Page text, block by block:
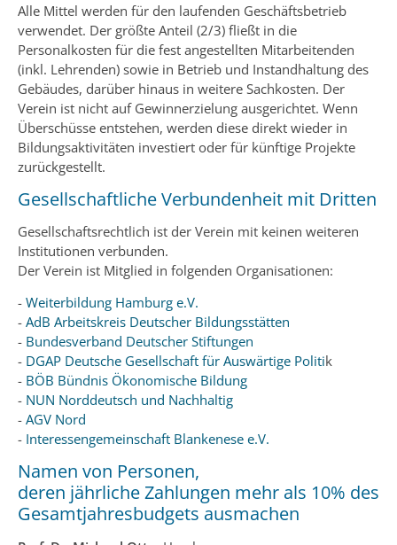
Alle Mittel werden für den laufenden Geschäftsbetrieb
verwendet. Der größte Anteil (2/3) fließt in die
Personalkosten für die fest angestellten Mitarbeitenden
(inkl. Lehrenden) sowie in Betrieb und Instandhaltung des
Gebäudes, darüber hinaus in weitere Sachkosten. Der
Verein ist nicht auf Gewinnerzielung ausgerichtet. Wenn
Überschüsse entstehen, werden diese direkt wieder in
Bildungsaktivitäten investiert oder für künftige Projekte
zurückgestellt.
Gesellschaftliche Verbundenheit mit Dritten
Gesellschaftsrechtlich ist der Verein mit keinen weiteren
Institutionen verbunden.
Der Verein ist Mitglied in folgenden Organisationen:
- Weiterbildung Hamburg e.V.
- AdB Arbeitskreis Deutscher Bildungsstätten
- Bundesverband Deutscher Stiftungen
- DGAP Deutsche Gesellschaft für Auswärtige Politik
- BÖB Bündnis Ökonomische Bildung
- NUN Norddeutsch und Nachhaltig
- AGV Nord
- Interessengemeinschaft Blankenese e.V.
Namen von Personen,
deren jährliche Zahlungen mehr als 10% des
Gesamtjahresbudgets ausmachen